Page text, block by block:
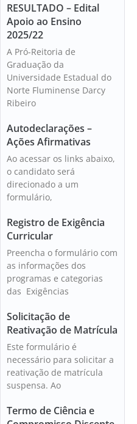
RESULTADO – Edital
Apoio ao Ensino
2025/22
A Pró-Reitoria de
Graduação da
Universidade Estadual do
Norte Fluminense Darcy
Ribeiro
Autodeclarações –
Ações Afirmativas
Ao acessar os links abaixo,
o candidato será
direcionado a um
formulário,
Registro de Exigência
Curricular
Preencha o formulário com
as informações dos
programas e categorias
das Exigências
Solicitação de
Reativação de Matrícula
Este formulário é
necessário para solicitar a
reativação de matrícula
suspensa. Ao
Termo de Ciência e